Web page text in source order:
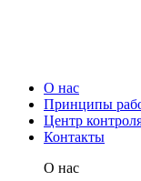
О нас
Принципы
Центр
Контакты
О нас